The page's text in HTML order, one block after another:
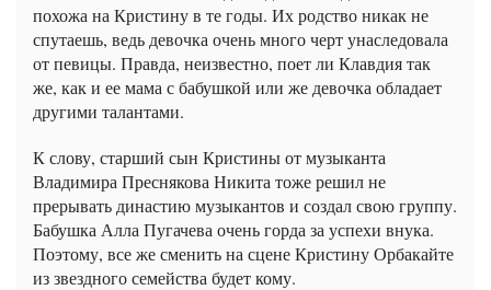
похожа на Кристину в те годы. Их родство никак не
спутаешь, ведь девочка очень много черт унаследовала
от певицы. Правда, неизвестно, поет ли Клавдия так
же, как и ее мама с бабушкой или же девочка обладает
другими талантами.
К слову, старший сын Кристины от музыканта
Владимира Преснякова Никита тоже решил не
прерывать династию музыкантов и создал свою группу.
Бабушка Алла Пугачева очень горда за успехи внука.
Поэтому, все же сменить на сцене Кристину Орбакайте
из звездного семейства будет кому.